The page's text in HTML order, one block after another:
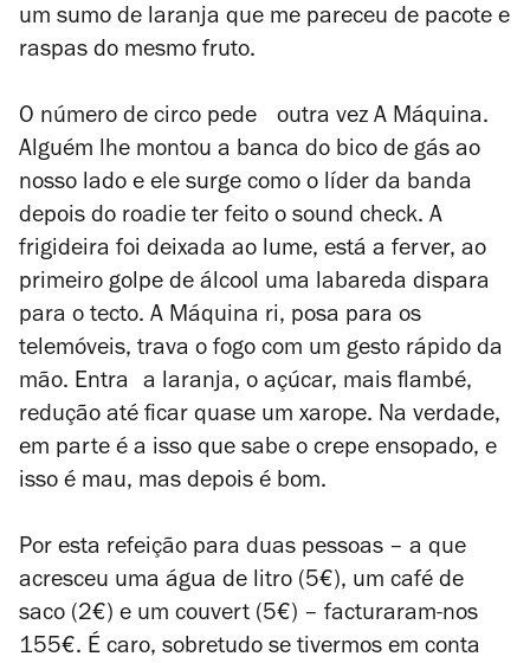
um sumo de laranja que me pareceu de pacote e
raspas do mesmo fruto.
O número de circo pede outra vez A Máquina.
Alguém lhe montou a banca do bico de gás ao
nosso lado e ele surge como o líder da banda
depois do roadie ter feito o sound check. A
frigideira foi deixada ao lume, está a ferver, ao
primeiro golpe de álcool uma labareda dispara
para o tecto. A Máquina ri, posa para os
telemóveis, trava o fogo com um gesto rápido da
mão. Entra a laranja, o açúcar, mais flambé,
redução até ficar quase um xarope. Na verdade,
em parte é a isso que sabe o crepe ensopado, e
isso é mau, mas depois é bom.
Por esta refeição para duas pessoas – a que
acresceu uma água de litro (5€), um café de
saco (2€) e um couvert (5€) – facturaram-nos
155€. É caro, sobretudo se tivermos em conta